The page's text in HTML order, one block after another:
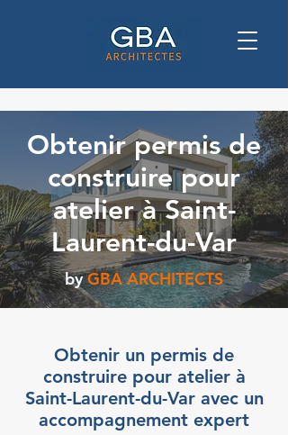
Obtenir permis de
construire pour
atelier à Saint-
Laurent-du-Var
by GBA ARCHITECTS
Obtenir un permis de
construire pour atelier à
Saint-Laurent-du-Var avec un
accompagnement expert